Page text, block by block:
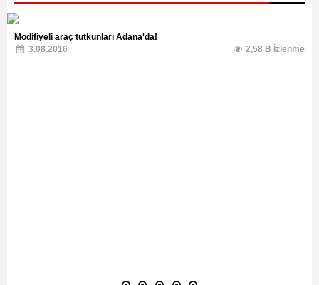
Modifiyeli araç tutkunları Adana'da!
3.08.2016
2,58 B İzlenme